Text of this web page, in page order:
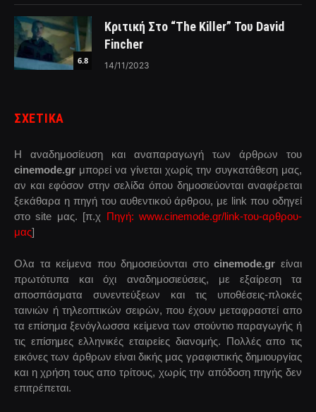
6.8
Κριτική Στο “The Killer” Του David
Fincher
14/11/2023
ΣΧΕΤΙΚΑ
Η αναδημοσίευση και αναπαραγωγή των άρθρων του
cinemode.gr μπορεί να γίνεται χωρίς την συγκατάθεση μας,
αν και εφόσον στην σελίδα όπου δημοσιεύονται αναφέρεται
ξεκάθαρα η πηγή του αυθεντικού άρθρου, με link που οδηγεί
στο site μας. [π.χ Πηγή: www.cinemode.gr/link-του-αρθρου-
μας]
Ολα τα κείμενα που δημοσιεύονται στοcinemode.gr είναι
πρωτότυπα και όχι αναδημοσιεύσεις, με εξαίρεση τα
αποσπάσματα συνεντεύξεων και τις υποθέσεις-πλοκές
ταινιών ή τηλεοπτικών σειρών, που έχουν μεταφραστεί απο
τα επίσημα ξενόγλωσσα κείμενα των στούντιο παραγωγής ή
τις επίσημες ελληνικές εταιρείες διανομής. Πολλές απο τις
εικόνες των άρθρων είναι δικής μας γραφιστικής δημιουργίας
και η χρήση τους απο τρίτους, χωρίς την απόδοση πηγής δεν
επιτρέπεται.